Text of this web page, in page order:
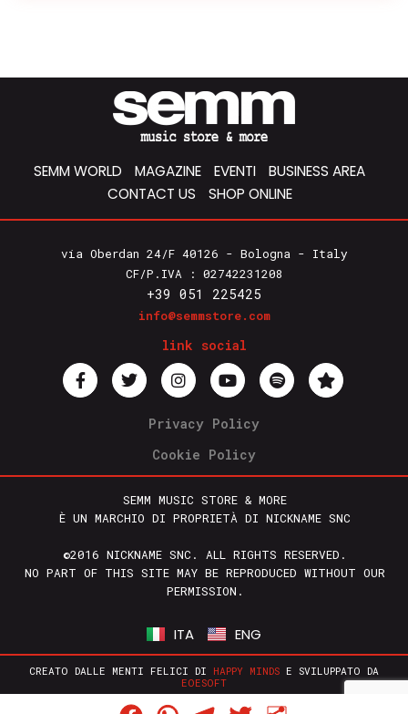
SEMM WORLD MAGAZINE EVENTI
BUSINESS AREA
CONTACT US
SHOP ONLINE
via Oberdan 24/F 40126 - Bologna - Italy
CF/P.IVA : 02742231208
+39 051 225425
info@semmstore.com
link social
Privacy Policy
Cookie Policy
SEMM MUSIC STORE & MORE
È UN MARCHIO DI PROPRIETÀ DI NICKNAME SNC
©2016 NICKNAME SNC. ALL RIGHTS RESERVED.
NO PART OF THIS SITE MAY BE REPRODUCED WITHOUT OUR
PERMISSION.
ITA ENG
CREATO DALLE MENTI FELICI DI HAPPY MINDS E SVILUPPATO DA
EOESOFT
FacebookWhatsAppTelegram
Twitter